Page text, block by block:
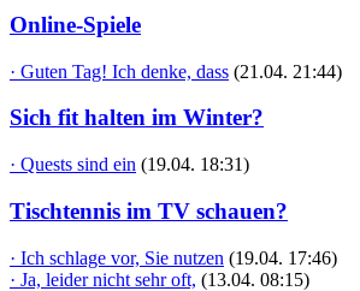
Online-Spiele
· Guten Tag! Ich denke, dass (21.04. 21:44)
Sich fit halten im Winter?
· Quests sind ein (19.04. 18:31)
Tischtennis im TV schauen?
· Ich schlage vor, Sie nutzen (19.04. 17:46)
· Ja, leider nicht sehr oft, (13.04. 08:15)